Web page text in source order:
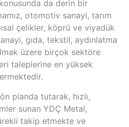
da derin bir
otomotiv sanayi, tarım
çelikler, köprü ve viyadük
gıda, tekstil, aydınlatma
üzere birçok sektöre
taleplerine en yüksek
planda tutarak, hızlı,
sunan YDÇ Metal,
takip etmekte ve